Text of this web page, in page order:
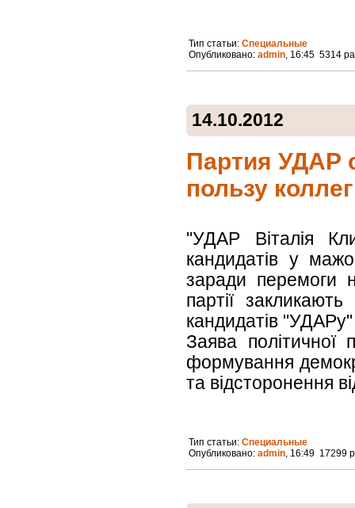
Тип статьи: Специальные
Опубликовано: admin, 16:45 5314
14.10.2012
Партия УДАР
пользу
"УДАР Віталія
кандидатів у
заради перемоги
партії
кандидатів "УДАРу"
Заява
формування
та відсторонення
Тип статьи: Специальные
Опубликовано: admin, 16:49 17299